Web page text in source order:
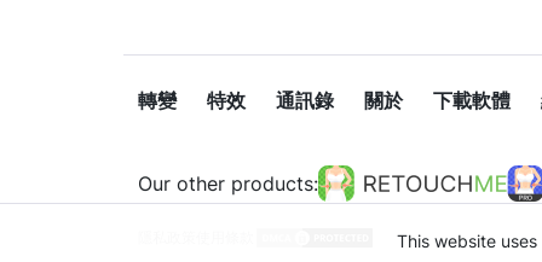
轉變 特效 通訊錄 關於 下載軟體
Our other products:
This website